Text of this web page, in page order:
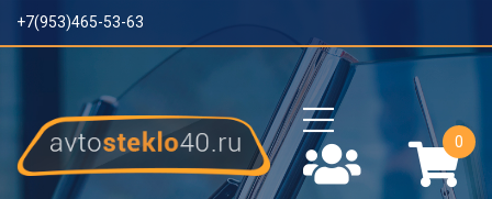
+7(953)465-53-63
0